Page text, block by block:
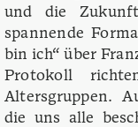
und die Zukunft
spannende
bin ich“ über
Protokoll
Altersgruppen.
die uns alle